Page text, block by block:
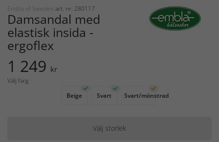
Embla of Sweden art. nr: 280117
Damsandal med
elastisk insida -
ergoflex
1 249 kr
Välj färg
Beige
Svart Svart/mönstrad
Välj storlek